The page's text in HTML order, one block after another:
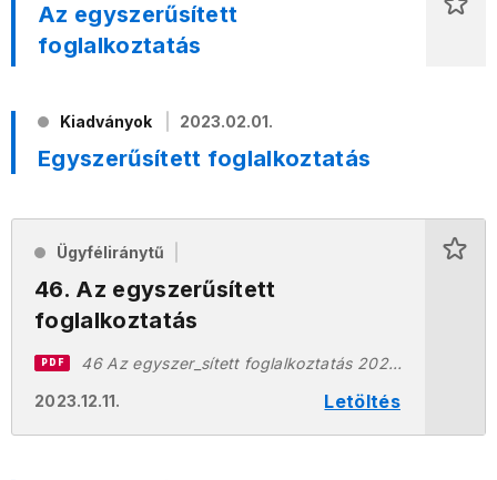
Az egyszerűsített
foglalkoztatás
Kiadványok 2023.02.01.
Egyszerűsített foglalkoztatás
Ügyféliránytű
46. Az egyszerűsített
foglalkoztatás
2023.12.11. Letöltés
PDF 46 Az egyszer_sített foglalkoztatás 20231211.pdf